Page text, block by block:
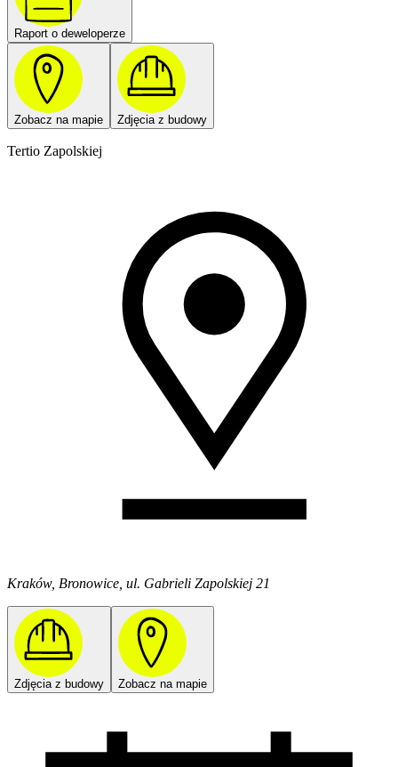
Raport o deweloperze
Zobacz na mapie Zdjęcia z budowy
Tertio Zapolskiej
Kraków, Bronowice, ul. Gabrieli Zapolskiej 21
Zdjęcia z budowy Zobacz na mapie